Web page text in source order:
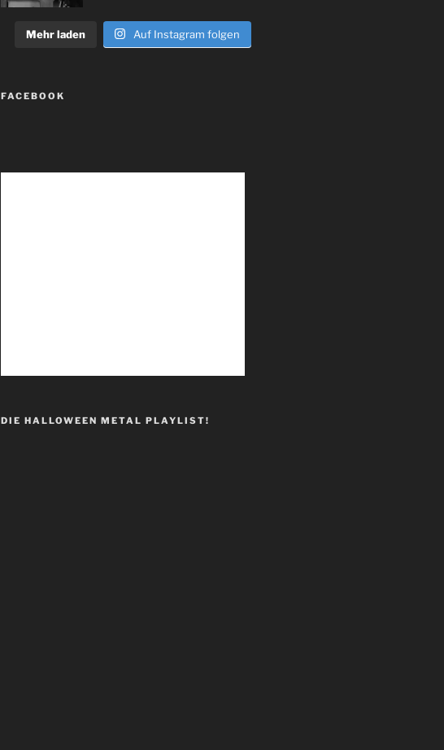
Mehr laden Auf Instagram folgen
FACEBOOK
DIE HALLOWEEN METAL PLAYLIST!